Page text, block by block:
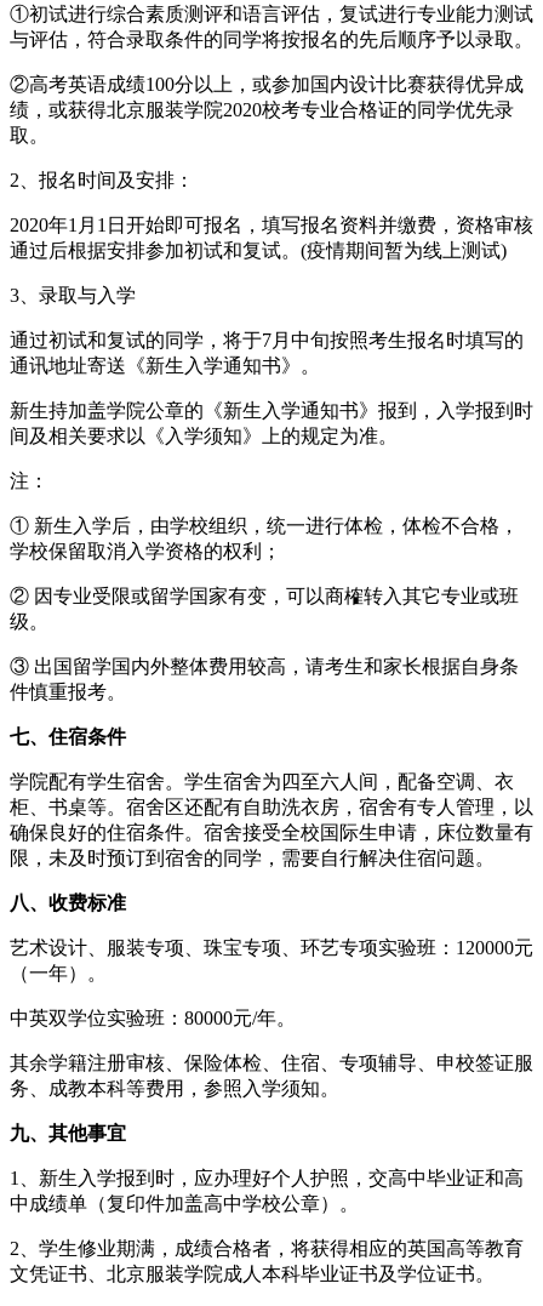
①初试进行综合素质测评和语言评估，复试进行专业能力测试
与评估，符合录取条件的同学将按报名的先后顺序予以录取。
②高考英语成绩100分以上，或参加国内设计比赛获得优异成
绩，或获得北京服装学院2020校考专业合格证的同学优先录
取。
2、报名时间及安排：
2020年1月1日开始即可报名，填写报名资料并缴费，资格审核
通过后根据安排参加初试和复试。(疫情期间暂为线上测试)
3、录取与入学
通过初试和复试的同学，将于7月中旬按照考生报名时填写的
通讯地址寄送《新生入学通知书》。
新生持加盖学院公章的《新生入学通知书》报到，入学报到时
间及相关要求以《入学须知》上的规定为准。
注：
① 新生入学后，由学校组织，统一进行体检，体检不合格，
学校保留取消入学资格的权利；
② 因专业受限或留学国家有变，可以商榷转入其它专业或班
级。
③ 出国留学国内外整体费用较高，请考生和家长根据自身条
件慎重报考。
七、住宿条件
学院配有学生宿舍。学生宿舍为四至六人间，配备空调、衣
柜、书桌等。宿舍区还配有自助洗衣房，宿舍有专人管理，以
确保良好的住宿条件。宿舍接受全校国际生申请，床位数量有
限，未及时预订到宿舍的同学，需要自行解决住宿问题。
八、收费标准
艺术设计、服装专项、珠宝专项、环艺专项实验班：120000元
（一年）。
中英双学位实验班：80000元/年。
其余学籍注册审核、保险体检、住宿、专项辅导、申校签证服
务、成教本科等费用，参照入学须知。
九、其他事宜
1、新生入学报到时，应办理好个人护照，交高中毕业证和高
中成绩单（复印件加盖高中学校公章）。
2、学生修业期满，成绩合格者，将获得相应的英国高等教育
文凭证书、北京服装学院成人本科毕业证书及学位证书。